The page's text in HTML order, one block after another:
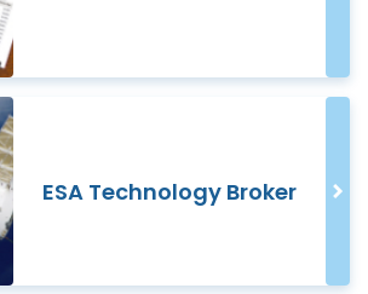
ESA Technology Broker